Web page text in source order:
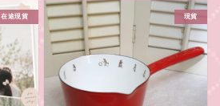
在途現貨 現貨